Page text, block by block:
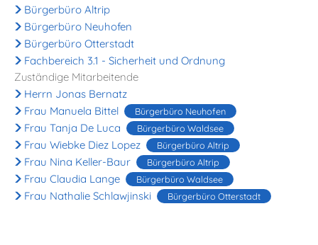
Bürgerbüro Altrip
Bürgerbüro Neuhofen
Bürgerbüro Otterstadt
Fachbereich 3.1 - Sicherheit und Ordnung
Zuständige Mitarbeitende
Herrn Jonas Bernatz
Frau Manuela Bittel
Bürgerbüro Neuhofen
Frau Tanja De Luca Bürgerbüro Waldsee
Frau Wiebke Diez Lopez Bürgerbüro Altrip
Frau Nina Keller-Baur Bürgerbüro Altrip
Frau Claudia Lange Bürgerbüro Waldsee
Frau Nathalie Schlawjinski Bürgerbüro Otterstadt